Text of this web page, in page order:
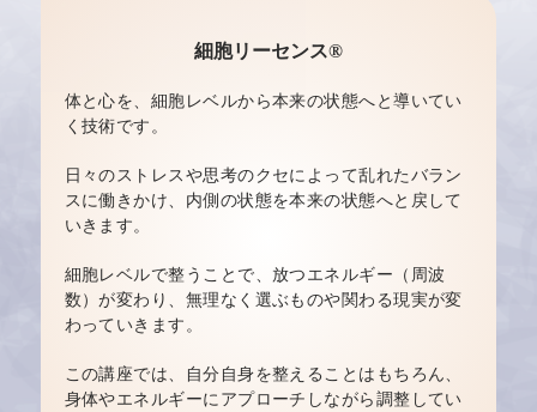
細胞リーセンス®
体と心を、細胞レベルから本来の状態へと導いてい
く技術です。
日々のストレスや思考のクセによって乱れたバラン
スに働きかけ、 内側の状態を本来の状態へと戻して
いきます。
細胞レベルで整うことで、放つエネルギー（周波
数）が変わり、 無理なく選ぶものや関わる現実が変
わっていきます。
この講座では、自分自身を整えることはもちろん、
身体やエネルギーにアプローチしながら調整してい